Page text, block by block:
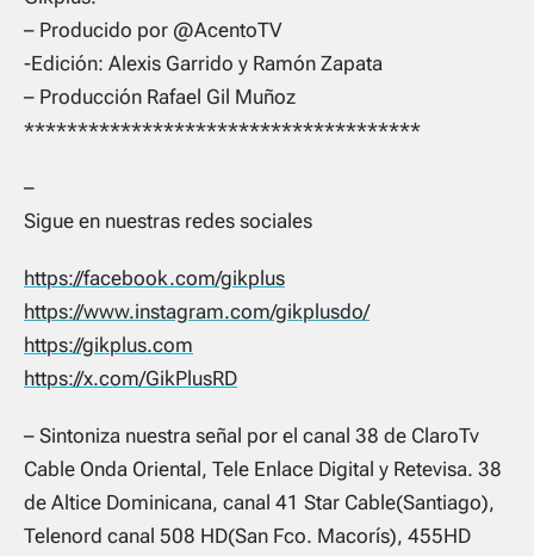
– Producido por @AcentoTV
-Edición: Alexis Garrido y Ramón Zapata
– Producción Rafael Gil Muñoz
*************************************
–
Sigue en nuestras redes sociales
https://facebook.com/gikplus
https://www.instagram.com/gikplusdo/
https://gikplus.com
https://x.com/GikPlusRD
– Sintoniza nuestra señal por el canal 38 de ClaroTv
Cable Onda Oriental, Tele Enlace Digital y Retevisa. 38
de Altice Dominicana, canal 41 Star Cable(Santiago),
Telenord canal 508 HD(San Fco. Macorís), 455HD